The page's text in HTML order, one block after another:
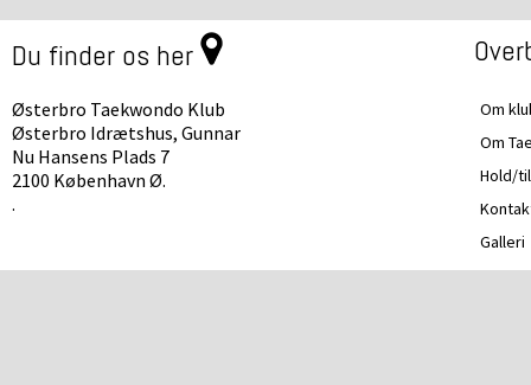
Du finder os her
Østerbro Taekwondo Klub
Østerbro Idrætshus, Gunnar
Nu Hansens Plads 7
2100 København Ø.
.
Om
Om
Hold/
Galleri